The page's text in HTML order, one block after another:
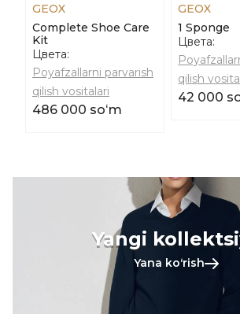
GEOX
Complete Shoe Care
Kit
Цвета:
Poyafzallarni parvarish
qilish vositalari
486 000 soʻm
GEOX
1 Sponge
Цвета:
qilish
42 000
Yangi
Yana koʻrish